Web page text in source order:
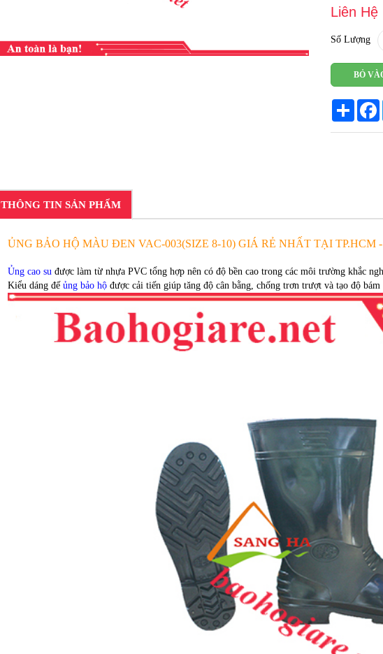
Liên Hệ
Số Lượng
BỎ
Share
THÔNG TIN SẢN PHẨM
ỦNG BẢO HỘ MÀU ĐEN VAC-003(SIZE 8-10) GIÁ RẺ NHẤT TẠI TP.HCM
Ủng cao su được làm từ nhựa PVC tổng hợp nên có độ bền cao trong các môi trường khắc
Kiểu dáng đế ủng bảo hộ được cải tiến giúp tăng độ cân bằng, chống trơn trượt và tạo độ